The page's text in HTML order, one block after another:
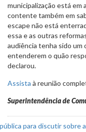
municipalização está em
contente também em
escape não está
essa e as outras
audiência tenha sido um
entenderem o quão
declarou.
Assista à reunião
Superintendência de